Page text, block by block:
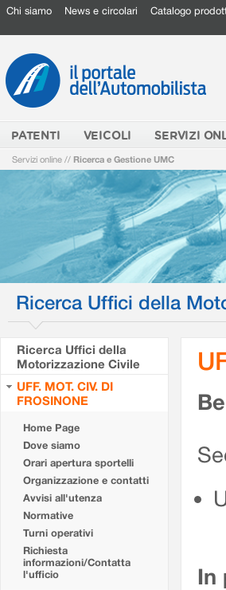
Chi siamo News e circolari Catalogo
PATENTI VEICOLI SERVIZI
Servizi online // Ricerca e Gestione UMC
Ricerca Uffici della
Ricerca Uffici della
Motorizzazione Civile
UFF. MOT. CIV. DI
FROSINONE
Home Page
Dove siamo
Orari apertura sportelli
Organizzazione e contatti
Avvisi all'utenza
Normative
Turni operativi
Richiesta
informazioni/Contatta
l'ufficio
In